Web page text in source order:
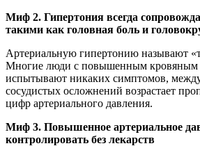
Миф 2. Гипертония всегда
такими как головная боль и
Артериальную гипертонию называют
Многие люди с повышенным кровяным
испытывают никаких симптомов,
сосудистых осложнений возрастает
цифр артериального давления.
Миф 3. Повышенное артериальное
контролировать без лекарств